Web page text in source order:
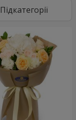
Підкатегорії